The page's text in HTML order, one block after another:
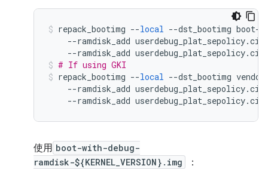
repack_bootimg --local --dst_bootimg boot-
--ramdisk_add userdebug_plat_sepolicy.cil
--ramdisk_add userdebug_plat_sepolicy.cil
# If using GKI
repack_bootimg --local --dst_bootimg
--ramdisk_add userdebug_plat_sepolicy.cil
--ramdisk_add userdebug_plat_sepolicy.cil
使用 boot-with-debug-
ramdisk-${KERNEL_VERSION}.img
：